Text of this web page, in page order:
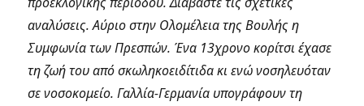
αναλύσεις.Αύριο στην Ολομέλεια της Βουλής η
Συμφωνία των Πρεσπών. Ένα 13χρονο κορίτσι έχασε
τη ζωή του από σκωληκοειδίτιδα κι ενώ νοσηλευόταν
σε νοσοκομείο. Γαλλία-Γερμανία υπογράφουν τη